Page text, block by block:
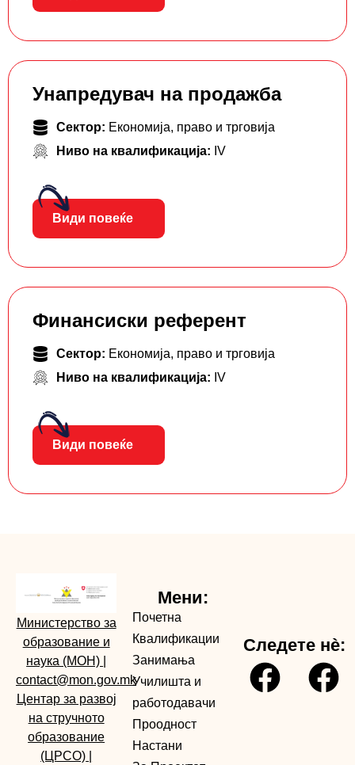
Унапредувач на продажба
Сектор: Економија, право и трговија
Ниво на квалификација: IV
Види повеќе
Финансиски референт
Сектор: Економија, право и трговија
Ниво на квалификација: IV
Види повеќе
Министерство за
образование и
наука (МОН)
contact@mon.gov.mk
Центар за развој
на стручното
образование
(ЦРСО)
Мени:
Почетна
Квалификации
Занимања
Училишта и
работодавачи
Проодност
Настани
Следете нè: